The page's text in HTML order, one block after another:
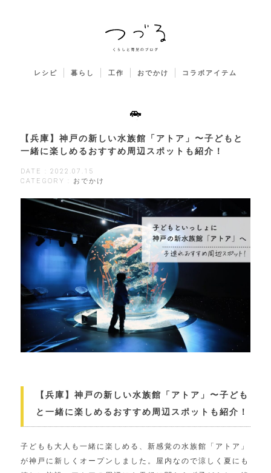
レシピ 暮らし 工作 おでかけ コラボアイテム
【兵庫】神戸の新しい水族館「アトア」〜子どもと
一緒に楽しめるおすすめ周辺スポットも紹介！
DATE : 2022.07.15
CATEGORY : おでかけ
【兵庫】神戸の新しい水族館「アトア」〜子ども
と一緒に楽しめるおすすめ周辺スポットも紹介！
子どもも大人も一緒に楽しめる、新感覚の水族館「アトア」
が神戸に新しくオープンしました。屋内なので涼しく夏にも